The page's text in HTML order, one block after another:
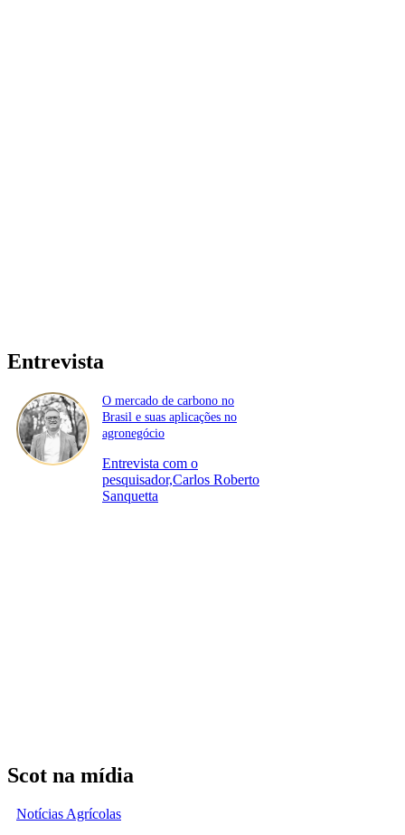
Entrevista
O mercado de carbono no
Brasil e suas aplicações no
agronegócio
Entrevista com o
pesquisador,Carlos Roberto
Sanquetta
Scot na mídia
Notícias Agrícolas